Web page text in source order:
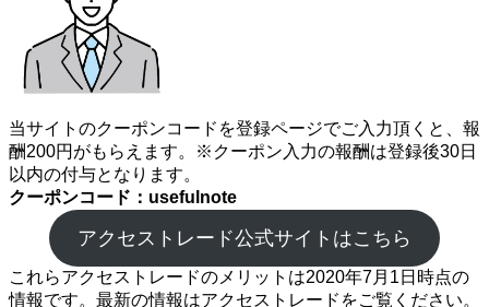
当サイトのクーポンコードを登録ページでご入力頂くと、報
酬200円がもらえます。※クーポン入力の報酬は登録後30日
以内の付与となります。
クーポンコード：usefulnote
アクセストレード公式サイトはこちら
これらアクセストレードのメリットは2020年7月1日時点の
情報です。最新の情報はアクセストレードをご覧ください。